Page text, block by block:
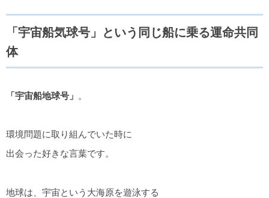
「宇宙船気球号」という同じ船に乗る運命共同
体
「宇宙船地球号」 。
環境問題に取り組んでいた時に
出会った好きな言葉です。
地球は、宇宙という大海原を遊泳する